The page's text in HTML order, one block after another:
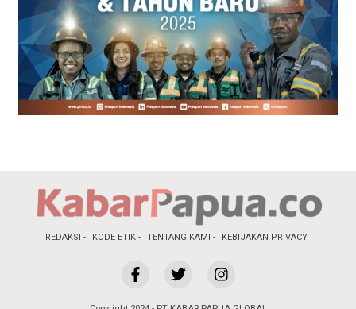
REDAKSI KODE ETIK TENTANG KAMI KEBIJAKAN PRIVACY